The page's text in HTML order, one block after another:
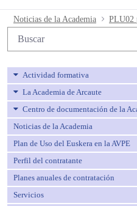
PLU02
Noticias de la Academia
Búsqueda web
Actividad formativa
La Academia de Arcaute
Centro de documentación de la
Noticias de la Academia
Plan de Uso del Euskera en la AVPE
Perfil del contratante
Planes anuales de contratación
Servicios